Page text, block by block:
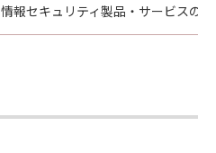
情報セキュリティ製品・サービスの